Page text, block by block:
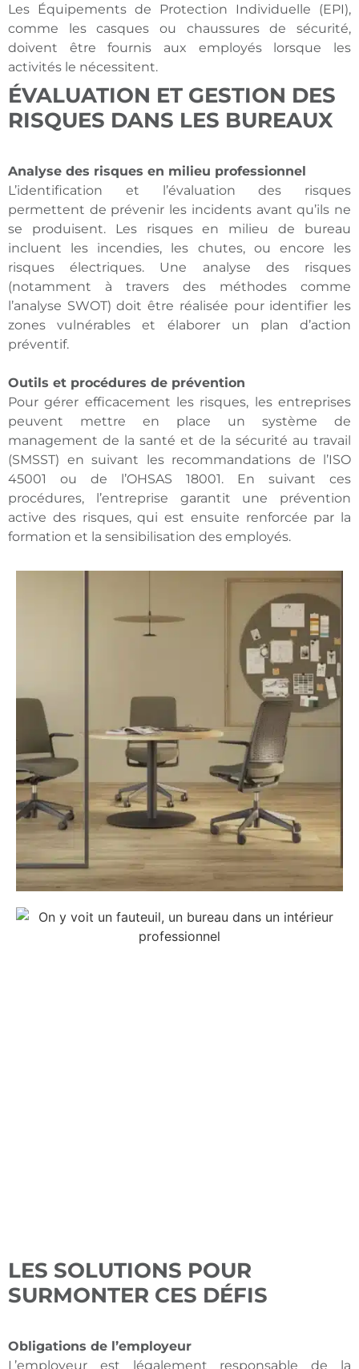
Les Équipements de Protection Individuelle (EPI),
comme les casques ou chaussures de sécurité,
doivent être fournis aux employés lorsque les
activités le nécessitent.
ÉVALUATION ET GESTION DES
RISQUES DANS LES BUREAUX
Analyse des risques en milieu professionnel
L’identification et l’évaluation des risques
permettent de prévenir les incidents avant qu’ils ne
se produisent. Les risques en milieu de bureau
incluent les incendies, les chutes, ou encore les
risques électriques. Une analyse des risques
(notamment à travers des méthodes comme
l’analyse SWOT) doit être réalisée pour identifier les
zones vulnérables et élaborer un plan d’action
préventif.
Outils et procédures de prévention
Pour gérer efficacement les risques, les entreprises
peuvent mettre en place un système de
management de la santé et de la sécurité au travail
(SMSST) en suivant les recommandations de l’ISO
45001 ou de l’OHSAS 18001. En suivant ces
procédures, l’entreprise garantit une prévention
active des risques, qui est ensuite renforcée par la
formation et la sensibilisation des employés.
LES SOLUTIONS POUR
SURMONTER CES DÉFIS
Obligations de l’employeur
L’employeur est légalement responsable de la